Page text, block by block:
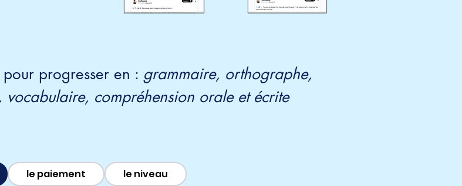
progresser en : grammaire, orthographe,
compréhension orale et écrite
le paiement le niveau